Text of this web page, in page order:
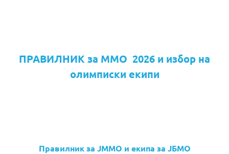
ПРАВИЛНИК за ММО 2026 и избор на
олимписки екипи
Правилник за ЈММО и екипа за ЈБМО